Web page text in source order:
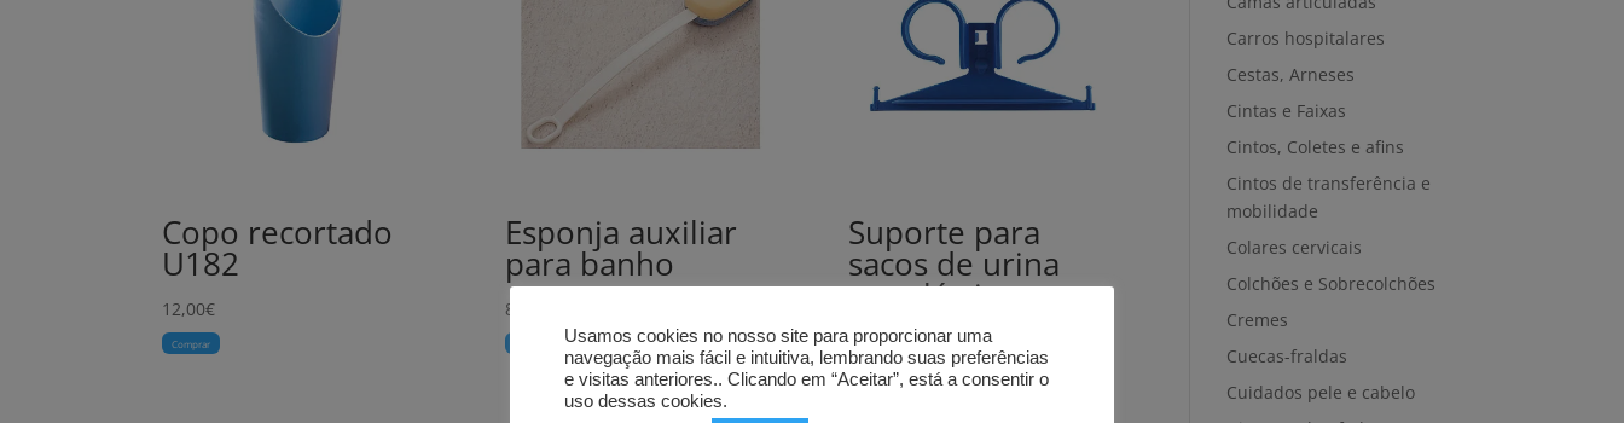
Copo recortado
U182
12,00€
Comprar
Esponja auxiliar
para banho
8,00
Suporte para
sacos de urina
em plástico
1,50€
Comprar
Carros hospitalares
Cestas, Arneses
Cintas e Faixas
Cintos, Coletes e afins
Cintos de transferência e
mobilidade
Colares cervicais
Colchões e Sobrecolchões
Cremes
Cuecas-fraldas
Cuidados pele e cabelo
Usamos cookies no nosso site para proporcionar uma
navegação mais fácil e intuitiva, lembrando suas preferências
e visitas anteriores.. Clicando em “Aceitar”, está a consentir o
uso dessas cookies.